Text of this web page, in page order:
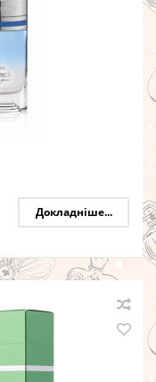
Докладніше...